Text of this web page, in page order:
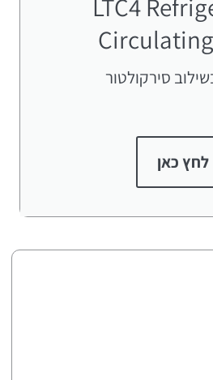
LTC4
סירקולטור
לחץ כאן